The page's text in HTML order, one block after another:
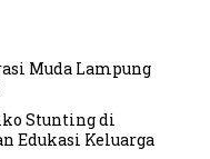
Muda Lampung
Stunting di
Edukasi Keluarga